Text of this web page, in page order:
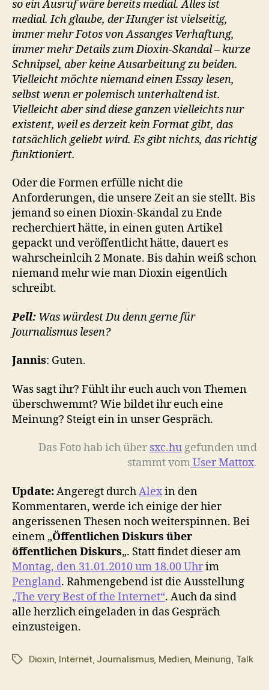
so ein Ausruf wäre bereits medial. Alles ist
medial. Ich glaube, der Hunger ist vielseitig,
immer mehr Fotos von Assanges Verhaftung,
immer mehr Details zum Dioxin-Skandal – kurze
Schnipsel, aber keine Ausarbeitung zu beiden.
Vielleicht möchte niemand einen Essay lesen,
selbst wenn er polemisch unterhaltend ist.
Vielleicht aber sind diese ganzen vielleichts nur
existent, weil es derzeit kein Format gibt, das
tatsächlich geliebt wird. Es gibt nichts, das richtig
funktioniert.
Oder die Formen erfülle nicht die
Anforderungen, die unsere Zeit an sie stellt. Bis
jemand so einen Dioxin-Skandal zu Ende
recherchiert hätte, in einen guten Artikel
gepackt und veröffentlicht hätte, dauert es
wahrscheinlcih 2 Monate. Bis dahin weiß schon
niemand mehr wie man Dioxin eigentlich
schreibt.
Pell: Was würdest Du denn gerne für
Journalismus lesen?
Jannis: Guten.
Was sagt ihr? Fühlt ihr euch auch von Themen
überschwemmt? Wie bildet ihr euch eine
Meinung? Steigt ein in unser Gespräch.
Das Foto hab ich über sxc.hugefunden und
stammt vomUser Mattox.
Update:Angeregt durchAlexin den
Kommentaren, werde ich einige der hier
angerissenen Thesen noch weiterspinnen. Bei
einem „Öffentlichen Diskurs über
öffentlichen Diskurs„. Statt findet dieser am
Montag, den 31.01.2010 um 18.00 Uhrim
Pengland. Rahmengebend ist die Ausstellung
„The very Best of the Internet“. Auch da sind
alle herzlich eingeladen in das Gespräch
einzusteigen.
Schlagwörter
Dioxin, Internet, Journalismus, Medien, Meinung, Talk